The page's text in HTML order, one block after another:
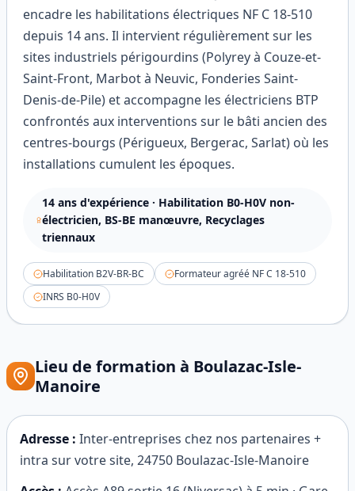
encadre les habilitations électriques NF C 18-510
depuis 14 ans. Il intervient régulièrement sur les
sites industriels périgourdins (Polyrey à Couze-et-
Saint-Front, Marbot à Neuvic, Fonderies Saint-
Denis-de-Pile) et accompagne les électriciens BTP
confrontés aux interventions sur le bâti ancien des
centres-bourgs (Périgueux, Bergerac, Sarlat) où les
installations cumulent les époques.
14 ans d'expérience · Habilitation B0-H0V non-
électricien, BS-BE manœuvre, Recyclages
triennaux
Habilitation B2V-BR-BC
Formateur agréé NF C 18-510
INRS B0-H0V
Lieu de formation à Boulazac-Isle-
Manoire
Adresse : Inter-entreprises chez nos partenaires +
intra sur votre site, 24750 Boulazac-Isle-Manoire